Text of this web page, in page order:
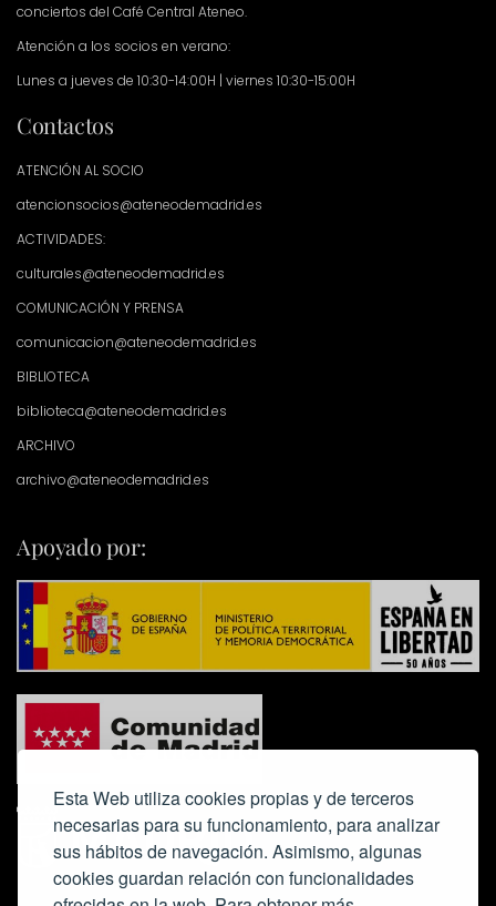
Esta Web utiliza cookies propias y de terceros
necesarias para su funcionamiento, para analizar
sus hábitos de navegación. Asimismo, algunas
cookies guardan relación con funcionalidades
conciertos del Café Central Ateneo.
Atención a los socios en verano:
Lunes a jueves de 10:30-14:00H | viernes 10:30-15:00H
Contactos
ATENCIÓN AL SOCIO
atencionsocios@ateneodemadrid.es
ACTIVIDADES:
culturales@ateneodemadrid.es
COMUNICACIÓN Y PRENSA
comunicacion@ateneodemadrid.es
BIBLIOTECA
biblioteca@ateneodemadrid.es
ARCHIVO
archivo@ateneodemadrid.es
Apoyado por: